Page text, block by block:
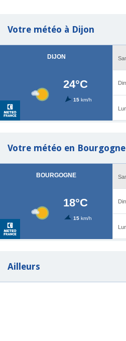
Votre météo à Dijon
Votre météo en Bourgogne
Ailleurs